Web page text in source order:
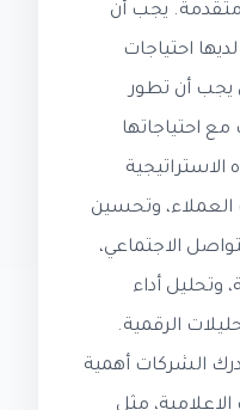
يجب أن
احتياجات
يجب أن تطور
احتياجاتها
العملاء، وتحسين
الاجتماعي،
وتحليل أداء
الرقمية.
الشركات أهمية